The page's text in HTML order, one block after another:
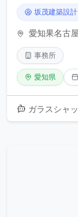
坂茂建築設計
愛知果名古
事務所
愛知県
ガラスシャッターのファサード ジーシー